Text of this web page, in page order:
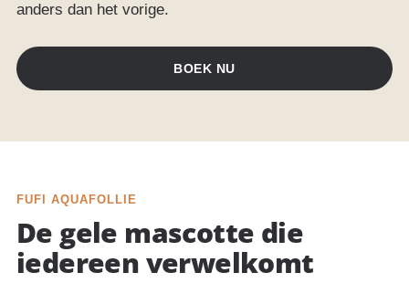
anders dan het vorige.
BOEK NU
FUFI AQUAFOLLIE
De gele mascotte die
iedereen verwelkomt